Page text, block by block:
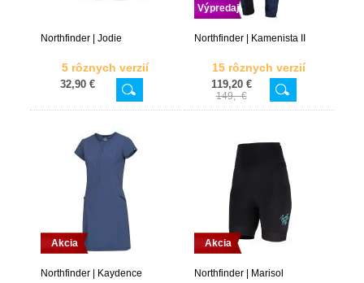
Northfinder | Jodie
5 rôznych verzií
32,90 €
Výpredaj
Northfinder | Kamenista II
15 rôznych verzií
119,20 €
149,- €
Akcia
Northfinder | Kaydence
Akcia
Northfinder | Marisol